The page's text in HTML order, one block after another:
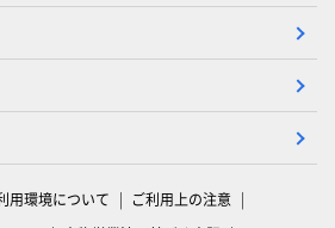
用環境について
ご利用上の注意